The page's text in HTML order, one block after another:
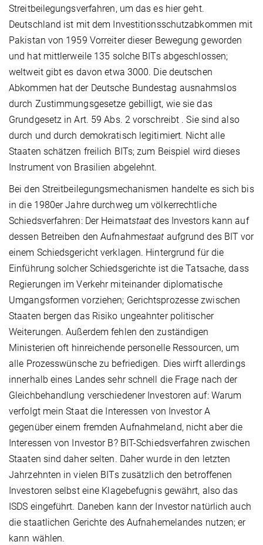
Streitbeilegungsverfahren, um das es hier geht.
Deutschland ist mit dem Investitionsschutzabkommen mit
Pakistan von 1959 Vorreiter dieser Bewegung geworden
und hat mittlerweile 135 solche BITs abgeschlossen;
weltweit gibt es davon etwa 3000. Die deutschen
Abkommen hat der Deutsche Bundestag ausnahmslos
durch Zustimmungsgesetze gebilligt, wie sie das
Grundgesetz in Art. 59 Abs. 2 vorschreibt . Sie sind also
durch und durch demokratisch legitimiert. Nicht alle
Staaten schätzen freilich BITs; zum Beispiel wird dieses
Instrument von Brasilien abgelehnt.
Bei den Streitbeilegungsmechanismen handelte es sich bis
in die 1980er Jahre durchweg um völkerrechtliche
Schiedsverfahren: Der Heimatstaat des Investors kann auf
dessen Betreiben den Aufnahmestaat aufgrund des BIT vor
einem Schiedsgericht verklagen. Hintergrund für die
Einführung solcher Schiedsgerichte ist die Tatsache, dass
Regierungen im Verkehr miteinander diplomatische
Umgangsformen vorziehen; Gerichtsprozesse zwischen
Staaten bergen das Risiko ungeahnter politischer
Weiterungen. Außerdem fehlen den zuständigen
Ministerien oft hinreichende personelle Ressourcen, um
alle Prozesswünsche zu befriedigen. Dies wirft allerdings
innerhalb eines Landes sehr schnell die Frage nach der
Gleichbehandlung verschiedener Investoren auf: Warum
verfolgt mein Staat die Interessen von Investor A
gegenüber einem fremden Aufnahmeland, nicht aber die
Interessen von Investor B? BIT-Schiedsverfahren zwischen
Staaten sind daher selten. Daher wurde in den letzten
Jahrzehnten in vielen BITs zusätzlich den betroffenen
Investoren selbst eine Klagebefugnis gewährt, also das
ISDS eingeführt. Daneben kann der Investor natürlich auch
die staatlichen Gerichte des Aufnahemelandes nutzen; er
kann wählen.